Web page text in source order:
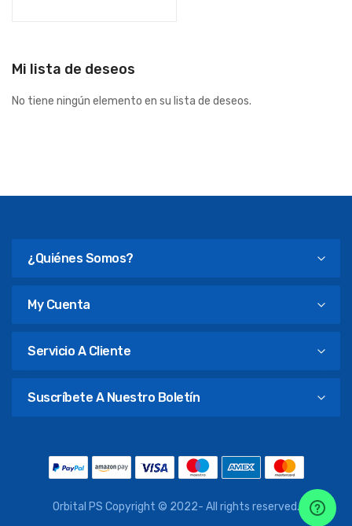
Mi lista de deseos
No tiene ningún elemento en su lista de deseos.
¿Quiénes Somos?
My Cuenta
Servicio A Cliente
Suscríbete A Nuestro Boletín
Orbital PS Copyright © 2022- All rights reserved.